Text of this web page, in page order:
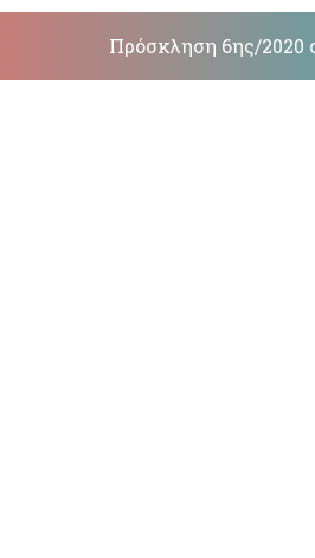
Πρόσκληση 6ης/2020